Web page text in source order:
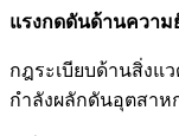
แรงกดดันด้านความ
กฎระเบียบด้านสิ่งแ
กำลังผลักดันอุตสาห